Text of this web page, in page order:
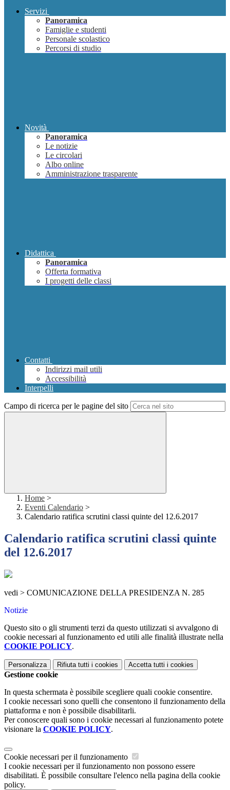
Servizi
Panoramica
Famiglie e studenti
Personale scolastico
Percorsi di studio
Novità
Panoramica
Le notizie
Le circolari
Albo online
Amministrazione trasparente
Didattica
Panoramica
Offerta formativa
I progetti delle classi
Contatti
Indirizzi mail utili
Accessibilità
Interpelli
Campo di ricerca per le pagine del sito
Home >
Eventi Calendario >
Calendario ratifica scrutini classi quinte del 12.6.2017
Calendario ratifica scrutini classi quinte
del 12.6.2017
vedi > COMUNICAZIONE DELLA PRESIDENZA N. 285
Notizie
Questo sito o gli strumenti terzi da questo utilizzati si avvalgono di
cookie necessari al funzionamento ed utili alle finalità illustrate nella
COOKIE POLICY.
Personalizza Rifiuta tutti i cookies Accetta tutti i cookies
Gestione cookie
In questa schermata è possibile scegliere quali cookie consentire.
I cookie necessari sono quelli che consentono il funzionamento della
piattaforma e non è possibile disabilitarli.
Per conoscere quali sono i cookie necessari al funzionamento potete
visionare la COOKIE POLICY.
Cookie necessari per il funzionamento
I cookie necessari per il funzionamento non possono essere
disabilitati. È possibile consultare l'elenco nella pagina della cookie
policy.